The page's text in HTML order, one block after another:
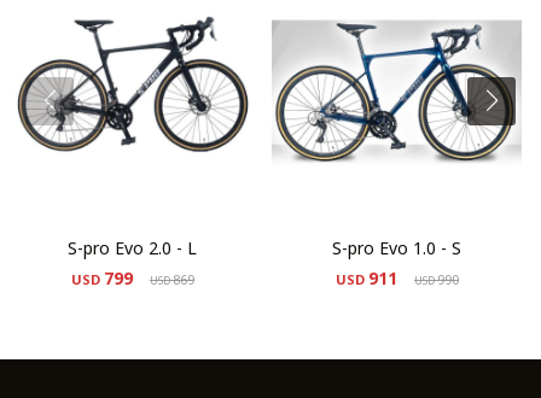
S-pro Evo 2.0 - L
USD 799 USD869
S-pro Evo 1.0 - S
USD 911 USD990